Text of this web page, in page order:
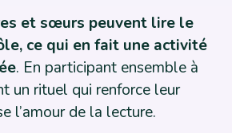
et sœurs peuvent lire le
ce qui en fait une activité
. En participant ensemble à
un rituel qui renforce leur
l’amour de la lecture.